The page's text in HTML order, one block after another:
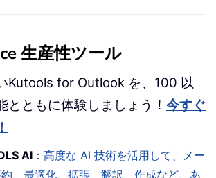
生産性ツール
Kutools for Outlook を、100 以
とともに体験しましょう！ 今すぐ
AI ：高度な AI 技術を活用して、メー
、最適化、拡張、翻訳、作成など、あ